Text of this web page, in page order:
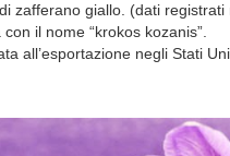
zafferano giallo. (dati registrati
il nome “krokos kozanis”.
all’esportazione negli Stati